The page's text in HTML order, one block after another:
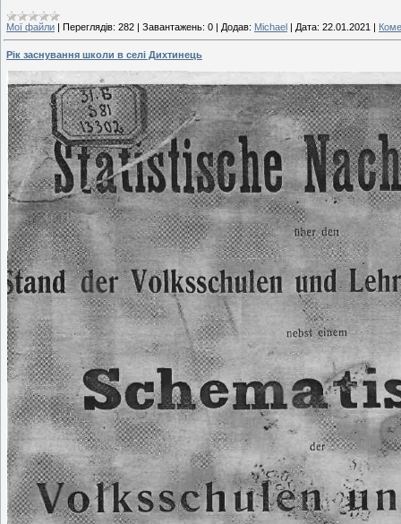
Мої файли | Переглядів: 282 | Завантажень: 0 | Додав: Michael | Дата: 22.01.2021 |
Рік заснування школи в селі Дихтинець